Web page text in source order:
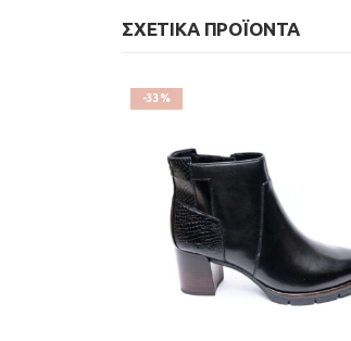
ΣΧΕΤΙΚΆ ΠΡΟΪΌΝΤΑ
-33%